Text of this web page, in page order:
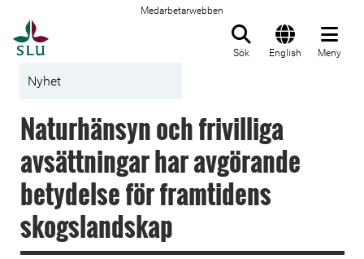
Medarbetarwebben
Sök English Meny
Nyhet
Naturhänsyn och frivilliga
avsättningar har avgörande
betydelse för framtidens
skogslandskap